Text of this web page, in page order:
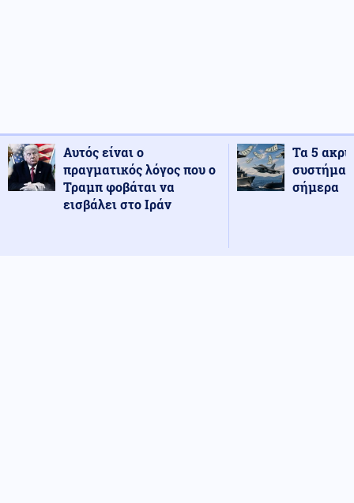
Αυτός είναι ο
πραγματικός λόγος που ο
Τραμπ φοβάται να
εισβάλει στο Ιράν
Τα 5
σήμερα